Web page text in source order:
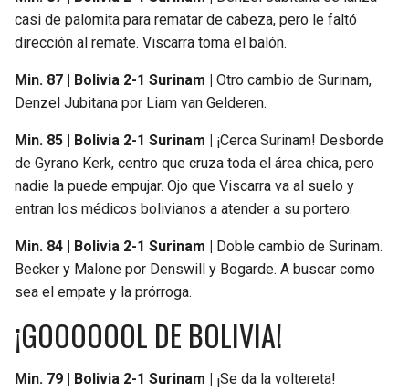
casi de palomita para rematar de cabeza, pero le faltó
dirección al remate. Viscarra toma el balón.
Min. 87 | Bolivia 2-1 Surinam |
Otro cambio de Surinam,
Denzel Jubitana por Liam van Gelderen.
Min. 85 | Bolivia 2-1 Surinam |
¡Cerca Surinam! Desborde
de Gyrano Kerk, centro que cruza toda el área chica, pero
nadie la puede empujar. Ojo que Viscarra va al suelo y
entran los médicos bolivianos a atender a su portero.
Min. 84 | Bolivia 2-1 Surinam |
Doble cambio de Surinam.
Becker y Malone por Denswill y Bogarde. A buscar como
sea el empate y la prórroga.
¡GOOOOOOL DE BOLIVIA!
Min. 79 | Bolivia 2-1 Surinam |
¡Se da la voltereta!